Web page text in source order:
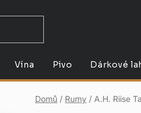
Vína Pivo Dárkové
Domů / Rumy / A.H. Riise